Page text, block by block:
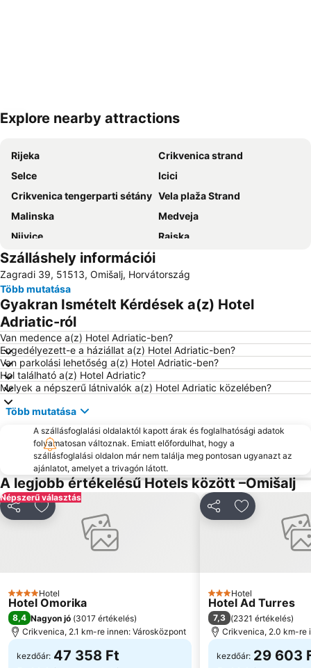
Nagy méretű térkép
Explore nearby attractions
Rijeka
Crikvenica strand
Selce
Icici
Crikvenica tengerparti sétány Vela plaža Strand
Malinska
Medveja
Njivice
Rajska
Plaža Klenovica
Lanterna
Luka Volosko
Korzo
Autobusna postaja Rijeka
Camping Krk
Bašćanska ploča
Rijeka Repülőtér
Drazica
Marina Punat
Luka Krk
Jadran
Ploče
Camp Jezevac
Tvrđava Nehaj
Crkva Sv Filipa i Jakova
San Marino
Croatian walk of fame
Porto Baska
Slatina
Krčki most
Pomorski i povijesni muzej Hrvatskog primorja
Ploce
Djevojka s galebom
Szálláshely információi
Zagradi 39, 51513, Omišalj, Horvátország
Több mutatása
Gyakran Ismételt Kérdések a(z) Hotel
Adriatic-ról
Van medence a(z) Hotel Adriatic-ben?
Engedélyezett-e a háziállat a(z) Hotel Adriatic-ben?
Van parkolási lehetőség a(z) Hotel Adriatic-ben?
Hol található a(z) Hotel Adriatic?
Melyek a népszerű látnivalók a(z) Hotel Adriatic közelében?
Több mutatása
A szállásfoglalási oldalaktól kapott árak és foglalhatósági adatok
folyamatosan változnak. Emiatt előfordulhat, hogy a
szállásfoglalási oldalon már nem találja meg pontosan ugyanazt az
ajánlatot, amelyet a trivagón látott.
A legjobb értékelésű Hotels között –Omišalj
Népszerű választás
MegosztásHozzáadás a kedvencekhez
4 Kategória
Hotel
Hotel Omorika
8,4 Nagyon jó (3017 értékelés)
Crikvenica, 2.1 km-re innen: Városközpont
kezdőár: 47 358 Ft
MegosztásHozzáadás
3 Kategória
Hotel
Hotel Ad Turres
7,3 (2321 értékelés)
Crikvenica, 2.0 km-re
kezdőár: 29 603